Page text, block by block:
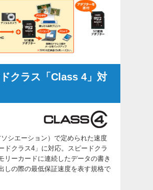
クラス「Class 4」対
シエーション）で定められた速度
ドクラス4」に対応。スピードクラ
リーカードに連続したデータの書き
しの際の最低保証速度を表す規格で